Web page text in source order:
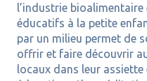
l’industrie
éducatifs à la petite
par un milieu permet de
offrir et faire découvrir
locaux dans leur assiette